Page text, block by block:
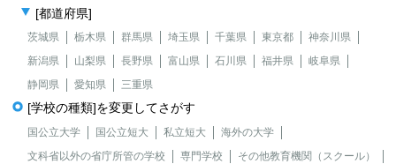
[都道府県]
茨城県 栃木県 群馬県 埼玉県 千葉県 東京都
神奈川県
新潟県
山梨県 長野県 富山県 石川県 福井県
岐阜県
静岡県
愛知県 三重県
[学校の種類]を変更してさがす
国公立大学 国公立短大 私立短大
海外の大学
文科省以外の省庁所管の学校
専門学校
その他教育機関（スクール）